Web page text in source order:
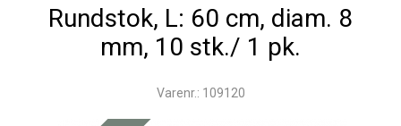
Rundstok, L: 60 cm, diam. 8
mm, 10 stk./ 1 pk.
Varenr.: 109120